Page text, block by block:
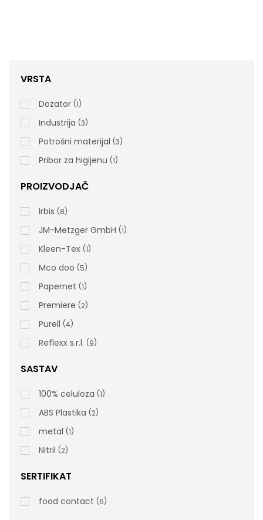
SCREEN Virucidal Sprej 5l
06100 Tehnički list
4.950,00 rsd
cena bez PDV-a
VRSTA
Dozator 1
Industrija 3
Potrošni materijal 3
Pribor za higijenu 1
PROIZVODJAČ
Irbis 8
JM-Metzger GmbH 1
Kleen-Tex 1
Mco doo 5
Papernet 1
Premiere 2
Purell 4
Reflexx s.r.l. 9
SASTAV
100% celuloza 1
ABS Plastika 2
metal 1
Nitril 2
SERTIFIKAT
food contact 6